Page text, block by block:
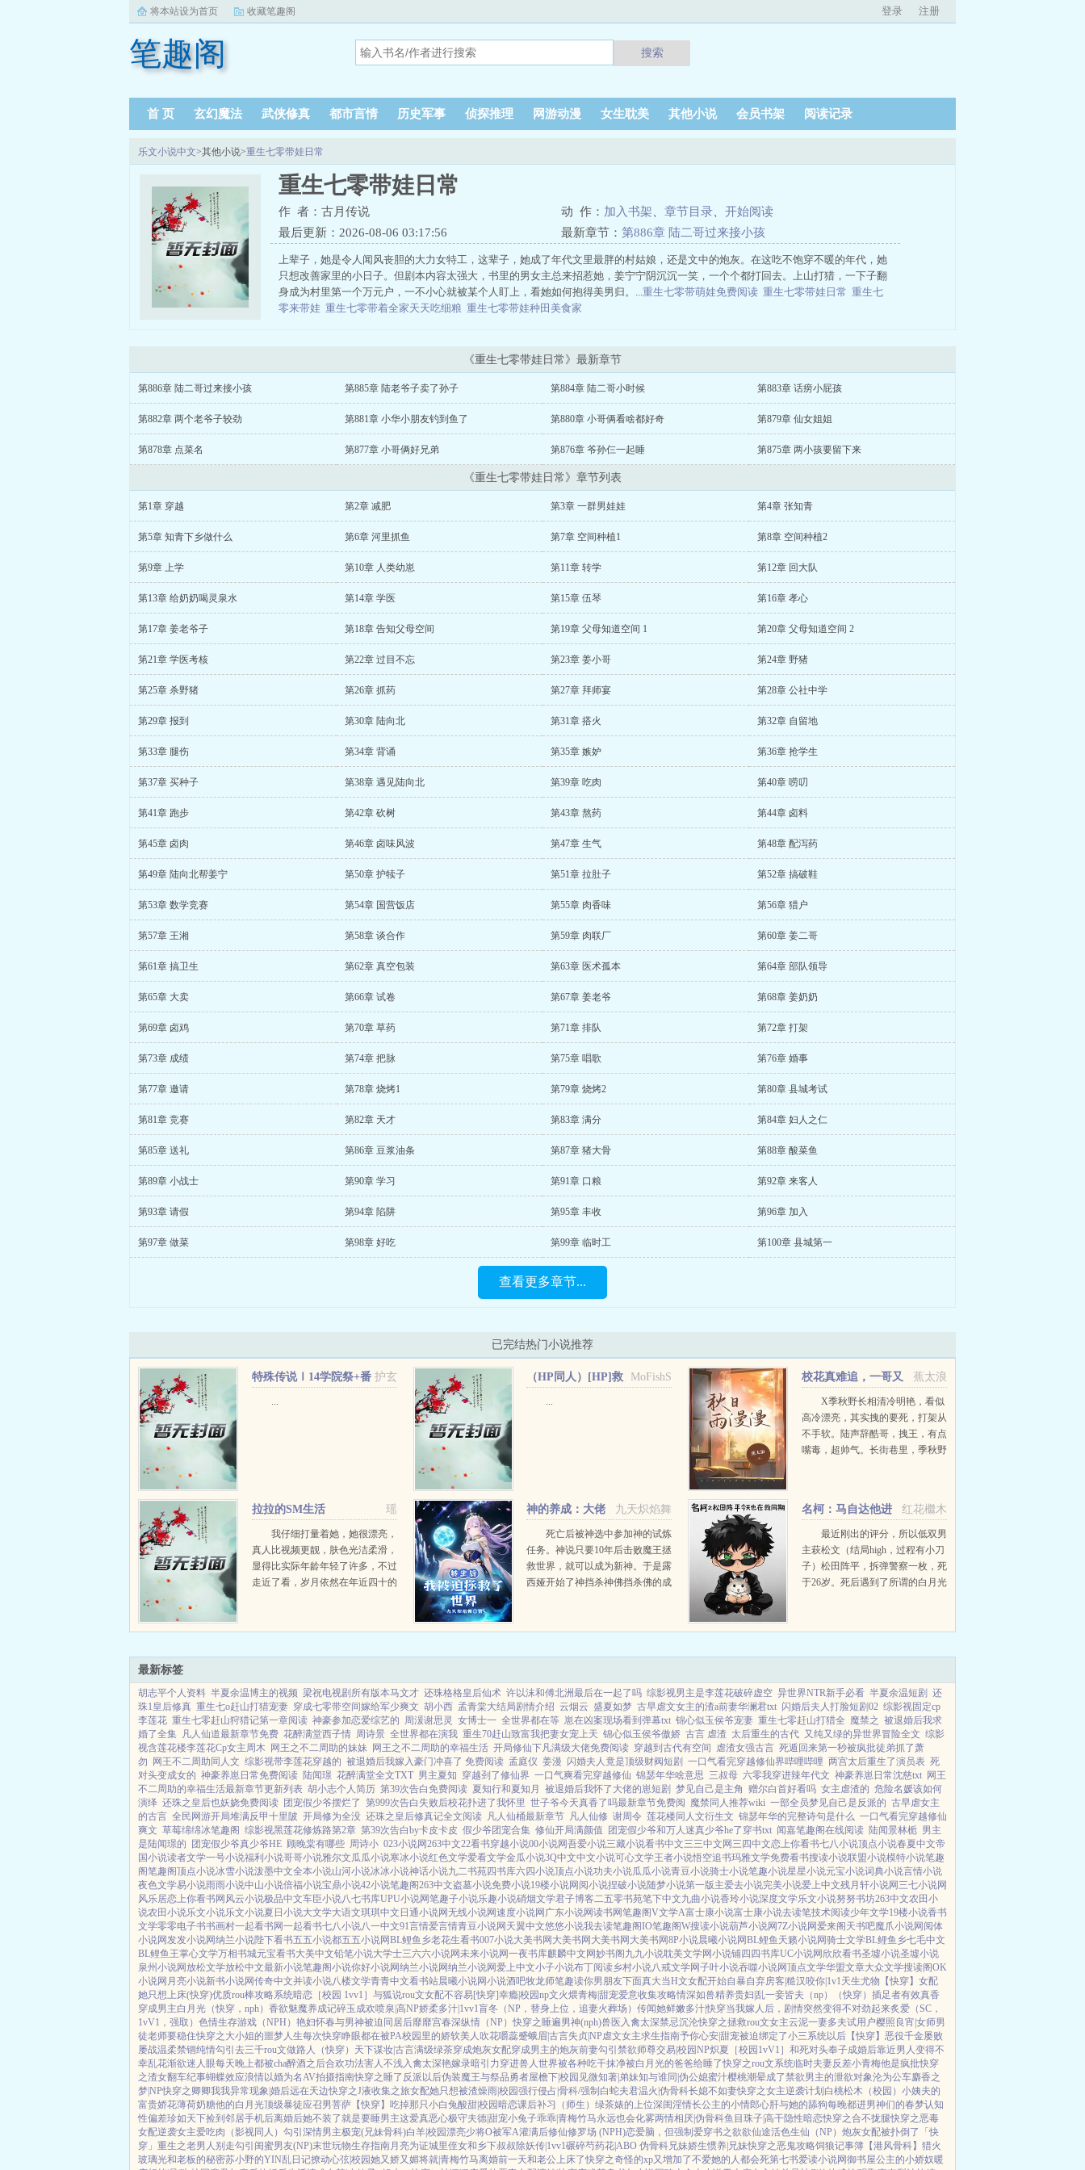
将本站设为首页 收藏笔趣阁 登录 注册
笔趣阁 搜索
首 页 玄幻魔法 武侠修真 都市言情 历史军事 侦探推理 网游动漫 女生耽美 其他小说 会员书架 阅读记录
乐文小说中文>其他小说>重生七零带娃日常
重生七零带娃日常
作 者：古月传说 动 作： 加入书架 章节目录
开始阅读
最后更新：2026-08-06 03:17:56
最新章节： 第886章 陆二哥过来接小孩
上辈子，她是令人闻风丧胆的大力女特工，这辈子，她成了年代文里最胖的村姑娘，还是文中的炮灰。在这吃不饱穿不暖的年代，她
只想改善家里的小日子。但剧本内容太强大，书里的男女主总来招惹她，姜宁宁阴沉沉一笑，一个个都打回去。上山打猎，一下子翻
身成为村里第一个万元户，一不小心就被某个人盯上，看她如何抱得美男归。...重生七零带萌娃免费阅读 重生七零带娃日常 重生七
零来带娃 重生七零带着全家天天吃细粮 重生七零带娃种田美食家
《重生七零带娃日常》最新章节
第886章 陆二哥过来接小孩 第885章 陆老爷子卖了孙子 第884章 陆二哥小时候 第883章 话痨小屁孩
第882章 两个老爷子较劲 第881章 小华小朋友钓到鱼了 第880章 小哥俩看啥都好奇 第879章 仙女姐姐
第878章 点菜名 第877章 小哥俩好兄弟 第876章 爷孙仨一起睡 第875章 两小孩要留下来
《重生七零带娃日常》章节列表
第1章 穿越 第2章 减肥 第3章 一群男娃娃 第4章 张知青
第5章 知青下乡做什么 第6章 河里抓鱼 第7章 空间种植1 第8章 空间种植2
第9章 上学 第10章 人类幼崽 第11章 转学 第12章 回大队
第13章 给奶奶喝灵泉水 第14章 学医 第15章 伍琴 第16章 孝心
第17章 姜老爷子 第18章 告知父母空间 第19章 父母知道空间 1 第20章 父母知道空间 2
第21章 学医考核 第22章 过目不忘 第23章 姜小哥 第24章 野猪
第25章 杀野猪 第26章 抓药 第27章 拜师宴 第28章 公社中学
第29章 报到 第30章 陆向北 第31章 搭火 第32章 自留地
第33章 腿伤 第34章 背诵 第35章 嫉妒 第36章 抢学生
第37章 买种子 第38章 遇见陆向北 第39章 吃肉 第40章 唠叨
第41章 跑步 第42章 砍树 第43章 熬药 第44章 卤料
第45章 卤肉 第46章 卤味风波 第47章 生气 第48章 配泻药
第49章 陆向北帮姜宁 第50章 护犊子 第51章 拉肚子 第52章 搞破鞋
第53章 数学竞赛 第54章 国营饭店 第55章 肉香味 第56章 猎户
第57章 王湘 第58章 谈合作 第59章 肉联厂 第60章 姜二哥
第61章 搞卫生 第62章 真空包装 第63章 医术孤本 第64章 部队领导
第65章 大卖 第66章 试卷 第67章 姜老爷 第68章 姜奶奶
第69章 卤鸡 第70章 草药 第71章 排队 第72章 打架
第73章 成绩 第74章 把脉 第75章 唱歌 第76章 婚事
第77章 邀请 第78章 烧烤1 第79章 烧烤2 第80章 县城考试
第81章 竞赛 第82章 天才 第83章 满分 第84章 妇人之仁
第85章 送礼 第86章 豆浆油条 第87章 猪大骨 第88章 酸菜鱼
第89章 小战士 第90章 学习 第91章 口粮 第92章 来客人
第93章 请假 第94章 陷阱 第95章 丰收 第96章 加入
第97章 做菜 第98章 好吃 第99章 临时工 第100章 县城第一
查看更多章节...
已完结热门小说推荐
护玄
特殊传说Ⅰ14学院祭+番
...
MoFishS
（HP同人）[HP]救
...
蕉太浪
校花真难追，一哥又
犯难了X季秋野长相清冷明艳，看似
高冷漂亮，其实拽的要死，打架从
不手软。陆声辞酷哥，拽王，有点
嘴毒，超帅气。长街巷里，季秋野
会调侃陆声辞辞...
瑶
拉拉的SM生活
我仔细打量着她，她很漂亮，
真人比视频更靓，肤色光洁柔滑，
显得比实际年龄年轻了许多，不过
走近了看，岁月依然在年近四十的
上挂着一抹淡淡的笑容。开车来的
九天炽焰舞
神的养成：大佬
们都是我的好朋友
死亡后被神选中参加神的试炼
任务。神说只要10年后击败魔王拯
救世界，就可以成为新神。于是露
西娅开始了神挡杀神佛挡杀佛的成
单。兽人亡灵矮人龙...
红花檵木
名柯：马自达他进
酒厂救同期啦
最近刚出的评分，所以低双男
主萩松文（结局high，过程有小刀
子）松田阵平，拆弹警察一枚，死
于26岁。死后遇到了所谓的白月光
谓科不科学。总之，这就是一个美
最新标签
胡志平个人资料 半夏余温博主的视频 梁祝电视剧所有版本马文才 还珠格格皇后仙术 许以沫和傅北洲最后在一起了吗 综影视男主是李莲花破碎虚空 异世界NTR新手必看 半夏余温短剧 还
珠1皇后修真 重生七o赶山打猎宠妻 穿成七零带空间嫁给军少爽文 胡小西 孟青棠大结局剧情介绍 云烟云 盛夏如梦 古早虐文女主的渣a前妻华澜君txt 闪婚后夫人打脸短剧02 综影视固定cp
李莲花 重生七零赶山狩猎记第一章阅读 神豪参加恋爱综艺的 周湲谢思灵 女博士一 全世界都在等 崽在凶案现场看到弹幕txt 锦心似玉侯爷宠妻 重生七零赶山打猎全 魔禁之 被退婚后我求
婚了全集 凡人仙道最新章节免费 花醉满堂西子情 周诗景 全世界都在演我 重生70赶山致富我把妻女宠上天 锦心似玉侯爷傲娇 古言 虐渣 太后重生的古代 又纯又绿的异世界冒险全文 综影
视含莲花楼李莲花Cp女主周木
网王之不二周助的妹妹 网王之不二周助的幸福生活 开局修仙下凡满级大佬免费阅读 穿越到古代有空间 虐渣女强古言 死遁回来第一秒被疯批徒弟抓了萧
勿
网王不二周助同人文 综影视带李莲花穿越的 被退婚后我嫁入豪门冲喜了 免费阅读 孟庭仪 姜漫 闪婚夫人竟是顶级财阀短剧 一口气看完穿越修仙界哔哩哔哩 两宫太后重生了演员表 死
对头变成女的 神豪养崽日常免费阅读 陆闻璟 花醉满堂全文TXT 男主夏知 穿越刭了修仙界 一口气爽看完穿越修仙 锦瑟年华啥意思 三叔母 六零我穿进辣年代文 神豪养崽日常沈慈txt 网王
不二周助的幸福生活最新章节更新列表 胡小志个人简历 第39次告白免费阅读 夏知行和夏知月 被退婚后我怀了大佬的崽短剧 梦见自己是主角 赠尔白首好看吗 女主虐渣的 危险名媛该如何
演绎 还珠之皇后也妖娆免费阅读 团宠假少爷摆烂了 第999次告白失败后校花扑进了我怀里 世子爷今天真香了吗最新章节免费阅 魔禁同人推荐wiki 一部全员梦见自己是反派的 古早虐女主
的古言 全民网游开局堆满反甲十里陂 开局修为全没 还珠之皇后修真记全文阅读 凡人仙桶最新章节 凡人仙修 谢周令 莲花楼同人文衍生文 锦瑟年华的完整诗句是什么 一口气看完穿越修仙
爽文 草莓绵绵冰笔趣阁 综影视黑莲花修炼路第2章 第39次告白by卡皮卡皮 假少爷团宠合集 修仙开局满颜值 团宠假少爷和万人迷真少爷he了穿书txt 闻嘉笔趣阁在线阅读 陆闻景林栀 男主
是陆闻璟的
团宠假少爷真少爷HE 顾晚棠有哪些 周诗小 023小说网263中文22看书穿越小说00小说网吾爱小说三藏小说看书中文三三中文网 三四中文恋上你看书七八小说顶点小说春夏中文帝
国小说读者文学一号小说福利小说哥哥小说雅尔文瓜瓜小说寒冰小说红色文学爱看文学金瓜小说3Q中文中文小说可心文学王者小说悟空追书玛雅文学免费看书搜读小说联盟小说模特小说笔趣
阁笔趣阁顶点小说冰雪小说泼墨中文全本小说山河小说冰冰小说神话小说九二书苑四书库六四小说顶点小说功夫小说瓜瓜小说青豆小说骑士小说笔趣小说星星小说元宝小说词典小说言情小说
夜色文学易小说雨雨小说中山小说倍福小说宝鼎小说42小说笔趣阁263中文盗墓小说免费小说19楼小说网阅小说捏破小说随梦小说第一版主爱去小说完美小说爱上中文残月轩小说网 三七小说网
风乐居恋上你看书网 风云小说极品中文车臣小说八七书库UPU小说网笔趣子小说乐趣小说硝烟文学君子博客二五零书苑笔下中文九曲小说香玲小说深度文学乐文小说努努书坊263中文农田小
说农田小说乐文小说乐文小说夏日小说大文学大语文琪琪中文 日通小说网无线小说网速度小说网 广东小说网读书网笔趣阁V文学A富士康小说富士康小说去读笔技术阅读少年文学19楼小说香书
文学零零电子书书画村一起看书网一起看书七八小说八一中文91言情爱言情青豆小说网 天翼中文悠悠小说我去读笔趣阁IO笔趣阁W搜读小说葫芦小说网7Z小说网爱来阁 天书吧魔爪小说网 阅体
小说网发发小说网纳兰小说陛下看书五五小说都五五小说网BL鲤鱼乡老花生看书007小说大美书网 大美书网 大美书网 大美书网8P小说晨曦小说网BL鲤鱼 天籁小说网骑士文学BL鲤鱼乡七毛中文
BL鲤鱼王掌心文学万相书城元宝看书大美中文铅笔小说大学士三六六小说网未来小说网一夜书库麒麟中文网妙书阁 九九小说耽美文学网小说铺四四书库UC小说网 欣欣看书圣墟小说圣墟小说
泉州小说网放松文学放松中文最新小说笔趣阁小说你好小说网纳兰小说网纳兰小说网爱上中文小子小说布丁阅读乡村小说八戒文学网子叶小说吞噬小说网顶点文学华盟文章大众文学搜读阁OK
小说网 月亮小说新书小说网传奇中文并读小说八楼文学青青中文看书站晨曦小说网小说酒吧牧龙师笔趣读你男朋友下面真大当H文女配开始自暴自弃房客|糙汉咬你|1v1天生尤物【快穿】 女配
她只想上床(快穿)优质rou棒攻略系统暗恋［校园 1vv1］ 与狐说rou文女配不容易[快穿]幸瘾|校园np文火煨青梅|甜宠爱意收集攻略情深如兽精养贵妇|乱一妾皆夫（np） （快穿）插足者有效真香
穿成男主白月光（快穿，nph） 香欲魅魔养成记碎玉成欢喷泉|高NP娇柔多汁|1vv1盲冬（NP，替身上位，追妻火葬场） 传闻她鲜嫩多汁|快穿当我嫁人后，剧情突然变得不对劲起来炙爱（SC，
1vV1，强取） 色情生存游戏（NPH） 艳妇怀春与男神被迫同居后靡靡宫春深纵情（NP）快穿之睡遍男神(nph)兽医 入禽太深禁忌沉沦快穿之拯救rou文女主云泥一妻多夫试用户樱照良宵|女师男
徒老师要稳住快穿之大小姐的噩梦人生每次快穿睁眼都在被PA校园里的娇软美人 吹花嚼蕊蹙蛾眉|古言失贞|NP虐文女主求生指南予你心安|甜宠被迫绑定了小三系统以后【快穿】 恶役千金屡败
屡战温柔禁锢纯情勾引 去三千rou文做路人（快穿） 天下谋妆|古言满级绿茶穿成炮灰女配穿成男主的炮灰前妻勾引禁欲师尊交易|校园NP炽夏［校园1vV1］ 和死对头奉子成婚后靠近男人变得不
幸乱花渐欲迷人眼每天晚上都被cha醉酒之后合欢功法害人不浅入禽太深艳嫁录暗引力穿进兽人世界被各种吃干抹净被白月光的爸爸给睡了快穿之rou文系统临时夫妻反差小青梅他是疯批快穿
之渣女翻车纪事蝴蝶效应浪情以婚为名AV拍摄指南快穿之睡了反派以后伪装魔王与祭品勇者屋檐下|校园 见微知著|弟妹知与谁同|伪公媳蜜汁樱桃潮晕成了禁欲男主的泄欲对象沦为公车麝香之
梦|NP快穿之卿卿我我异常现象|婚后远在天边快穿之J液收集之旅女配她只想被渣燥雨|校园强行侵占|骨科/强制 白蛇夫君温火|伪骨科长媳不如妻快穿之女主逆袭计划 白桃松木（校园） 小姨夫的
富贵娇花薄荷奶糖他的白月光顶级暴徒应召男菩萨 【快穿】吃掉那只小白兔酸甜|校园暗恋课后补习（师生） 绿茶婊的上位深闺淫情长公主的小情郎心肝与她的舔狗每晚都进男神们的春梦认知
性偏差珍如天下捡到邻居手机后离婚后她不装了就是要睡男主这爱真恶心极守夫德|甜宠小兔子乖乖|青梅竹马永远也会化雾两情相厌|伪骨科鱼目珠子|高干隐性暗恋快穿之合不拢腿快穿之恶毒
女配逆袭女主爱吃肉 （影视同人）勾引深情男主极宠(兄妹骨科)白羊|校园漂亮少将O被军A灌满后修仙修罗场 (NPH)恋爱脑，但强制爱穿书之欲欲仙途活色生仙（NP） 炮灰女配被扑倒了「快
穿」 重生之老男人别走勾引闺蜜男友(NP)末世玩物生存指南月亮为证城里侄女和乡下叔叔除妖传|1vv1碾碎芍药花|ABO 伪骨科兄妹娇生惯养|兄妹快穿之恶鬼攻略饲狼记事簿 【港风骨科】猎火
玻璃光和老板的秘密苏小野的YIN乱日记撩动心弦|校园她又娇又媚将就|青梅竹马离婚前一天和老公上床了快穿之奇怪的xp又增加了不爱她的人都会死第七书爱读小说网御书屋公主的小娇奴暖